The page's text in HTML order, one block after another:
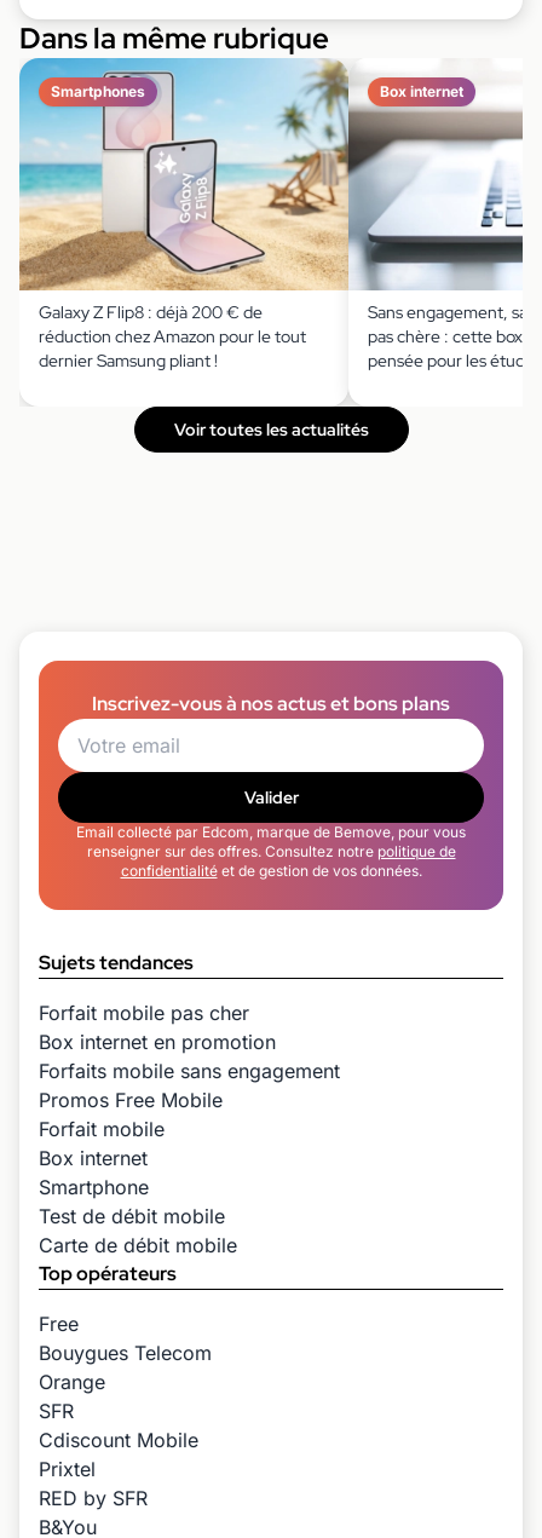
Dans la même rubrique
Smartphones
Galaxy Z Flip8 : déjà 200 € de
réduction chez Amazon pour le tout
dernier Samsung pliant !
Box internet
Sans engagement,
pas chère : cette box
pensée pour les
Voir toutes les actualités
Inscrivez-vous à nos actus et bons plans
Valider
Email collecté par Edcom, marque de Bemove, pour vous
renseigner sur des offres. Consultez notre politique de
confidentialitéet de gestion de vos données.
Sujets tendances
Forfait mobile pas cher
Box internet en promotion
Forfaits mobile sans engagement
Promos Free Mobile
Forfait mobile
Box internet
Smartphone
Test de débit mobile
Carte de débit mobile
Top opérateurs
Free
Bouygues Telecom
Orange
SFR
Cdiscount Mobile
Prixtel
RED by SFR
B&You